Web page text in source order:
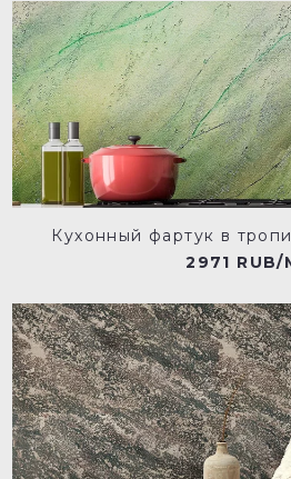
Кухонный фартук в
2971 RUB/